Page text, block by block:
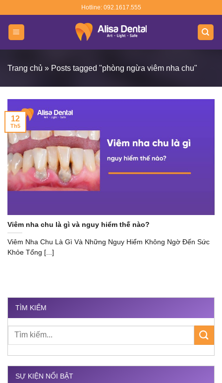
content
Hotline: 092.1617.555
Trang chủ » Posts tagged "phòng ngừa viêm nha chu"
Viêm nha chu là gì và nguy hiểm thế nào?
Viêm Nha Chu Là Gì Và Những Nguy Hiểm Không Ngờ Đến Sức
Khỏe Tổng [...]
12
Th5
TÌM KIẾM
SỰ KIỆN NỔI BẬT